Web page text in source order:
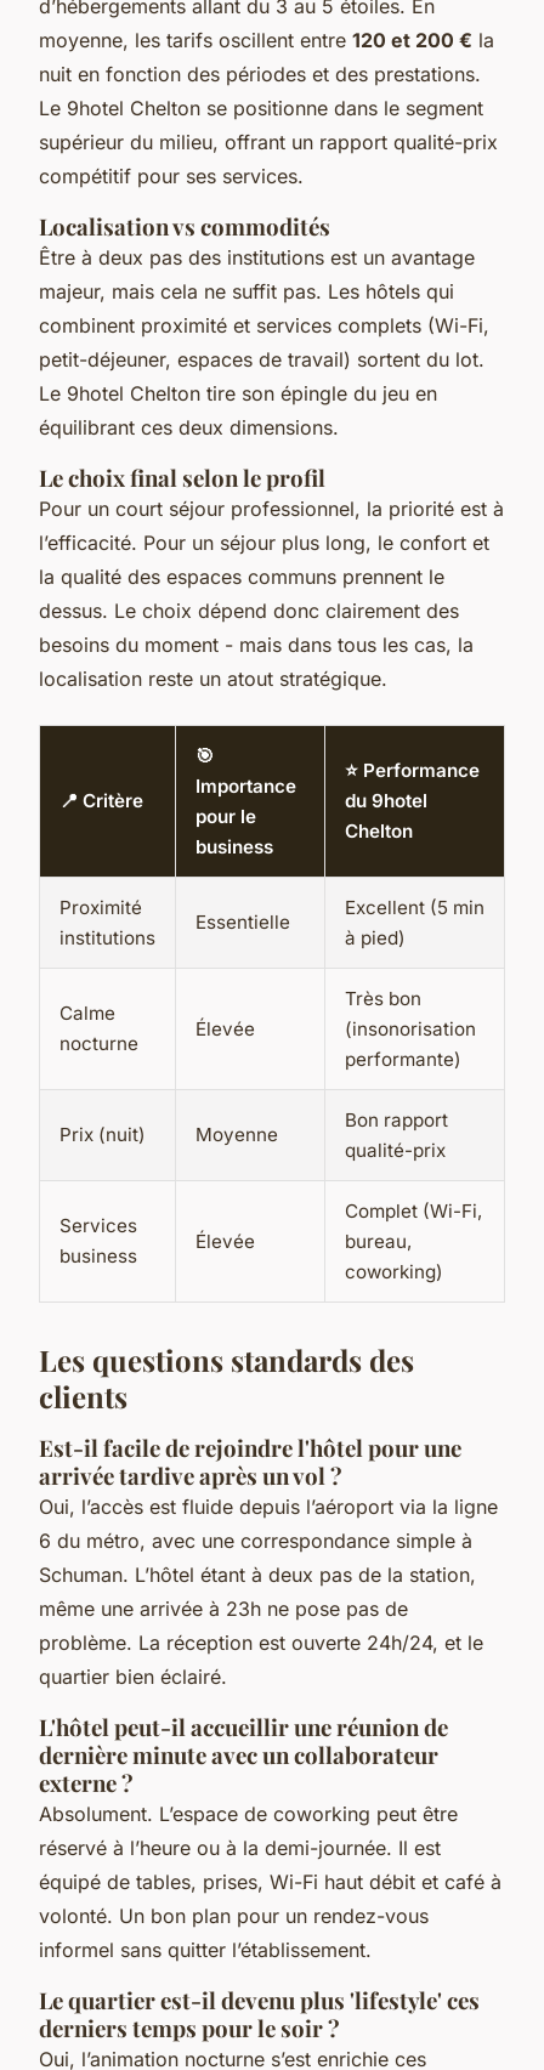
d’hébergements allant du 3 au 5 étoiles. En
moyenne, les tarifs oscillent entre 120 et 200 € la
nuit en fonction des périodes et des prestations.
Le 9hotel Chelton se positionne dans le segment
supérieur du milieu, offrant un rapport qualité-prix
compétitif pour ses services.
Localisation vs commodités
Être à deux pas des institutions est un avantage
majeur, mais cela ne suffit pas. Les hôtels qui
combinent proximité et services complets (Wi-Fi,
petit-déjeuner, espaces de travail) sortent du lot.
Le 9hotel Chelton tire son épingle du jeu en
équilibrant ces deux dimensions.
Le choix final selon le profil
Pour un court séjour professionnel, la priorité est à
l’efficacité. Pour un séjour plus long, le confort et
la qualité des espaces communs prennent le
dessus. Le choix dépend donc clairement des
besoins du moment - mais dans tous les cas, la
localisation reste un atout stratégique.
📍 Critère
🎯
Importance
pour le
business
⭐ Performance
du 9hotel
Chelton
Proximité
institutions
Essentielle
Excellent (5 min
à pied)
Calme
nocturne
Élevée
Très bon
(insonorisation
performante)
Prix (nuit) Moyenne
Bon rapport
qualité-prix
Services
business
Élevée
Complet (Wi-Fi,
bureau,
coworking)
Les questions standards des
clients
Est-il facile de rejoindre l'hôtel pour une
arrivée tardive après un vol ?
Oui, l’accès est fluide depuis l’aéroport via la ligne
6 du métro, avec une correspondance simple à
Schuman. L’hôtel étant à deux pas de la station,
même une arrivée à 23h ne pose pas de
problème. La réception est ouverte 24h/24, et le
quartier bien éclairé.
L'hôtel peut-il accueillir une réunion de
dernière minute avec un collaborateur
externe ?
Absolument. L’espace de coworking peut être
réservé à l’heure ou à la demi-journée. Il est
équipé de tables, prises, Wi-Fi haut débit et café à
volonté. Un bon plan pour un rendez-vous
informel sans quitter l’établissement.
Le quartier est-il devenu plus 'lifestyle' ces
derniers temps pour le soir ?
Oui, l’animation nocturne s’est enrichie ces